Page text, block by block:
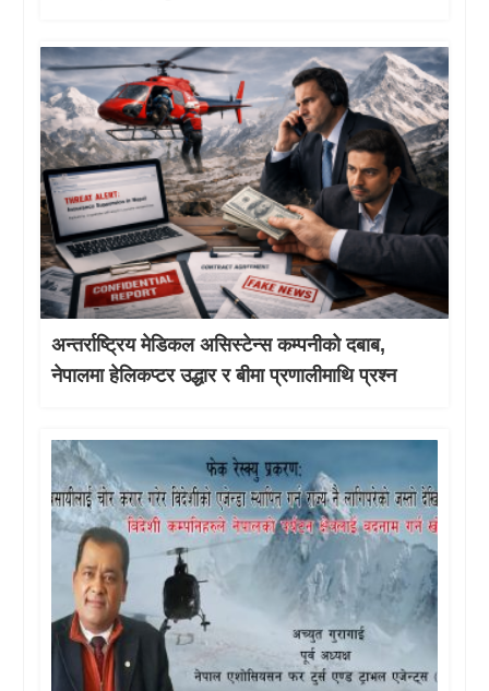
अन्तर्राष्ट्रिय मेडिकल असिस्टेन्स कम्पनीको दबाब,
नेपालमा हेलिकप्टर उद्धार र बीमा प्रणालीमाथि प्रश्न